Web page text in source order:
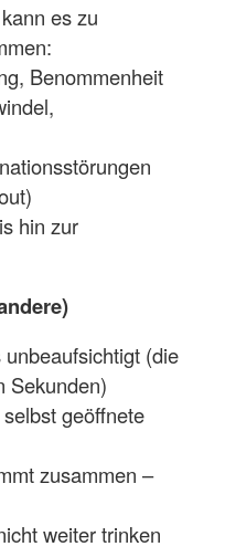
es zu
Benommenheit
hin zur
(die
Sekunden)
geöffnete
zusammen –
weiter trinken